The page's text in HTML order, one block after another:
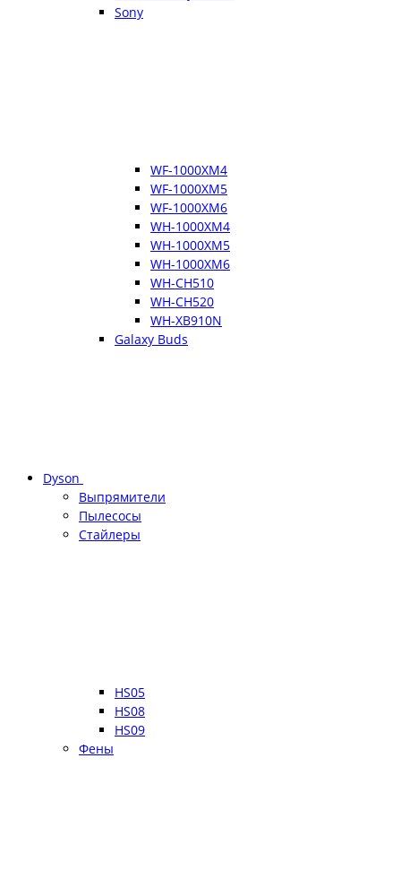
Sony
WF-1000XM4
WF-1000XM5
WF-1000XM6
WH-1000XM4
WH-1000XM5
WH-1000XM6
WH-CH510
WH-CH520
WH-XB910N
Galaxy Buds
Dyson
Выпрямители
Пылесосы
Стайлеры
HS05
HS08
HS09
Фены